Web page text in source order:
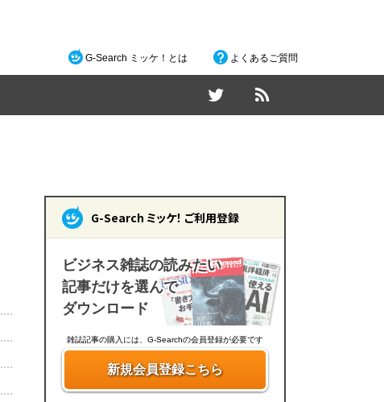
G-Search ミッケ！とは よくあるご質問
G-Search ミッケ！ ご利用登録
ビジネス雑誌の読みたい
記事だけを選んで
ダウンロード
雑誌記事の購入には、G-Searchの会員登録が必要です
新規会員登録こちら